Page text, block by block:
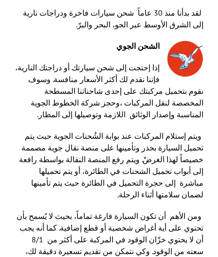
الشحن البحري
التخليص الجمركي على الواردات
الأمتعة الشخصية
لقد بدأنا منذ 30 عاماً شحن سيارات فاخرة ودراجات نارية
إلى الشرق الأوسط عبر الجو، البحر والبرّ.
الشحن الجوي
إذا إحتجت إلى شحن سيارتك أو دراجتك النارية،
فإننا نقدم لك أكثر الأسعار منافسة. وسوف
نقوم بتحميل مركبتك على إحدى شاحناتنا المسطحة
المخصصة لنقل المركبات ،وحجز شركة الخطوط الجوية
المناسبة وإصدار الوثائق اللازمة وتوصيلها إلى المطار.
ويتم إستلام المركبات عند بوابة الشُحنات الجوية حيث يتم
تحميل السيارة بحذر وتأمينها على منصة نقال جوية مصممة
خصيصاً لهذا الغرضْ. ويتم رفع المنصة النقالة بواسطة رافعة
إلى أبواب تحميل الشحنات في الطائرة، أو يتم تحميلها
مباشرة إلى حجرة التحميل في الطائرة حيث يتم تأمينها
لضمان سلامتها أثناء الرحلة.
ومن الأهم أن تكون السيارة فارغة تماماً، بحيث لا يُسمح بأن
تحتوي على أية أغراض شخصية أو قطع إضافية. كما أنه يجب
أن لا يحتوي خزّان الوقود في المركبة على أكثر من 8/1
سعته من الوقود. وكي نتمكن من تقديم تسعيرة دقيقة لك،